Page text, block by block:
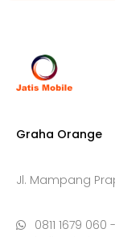
Graha Orange
Jl. Mampang
0811 1679